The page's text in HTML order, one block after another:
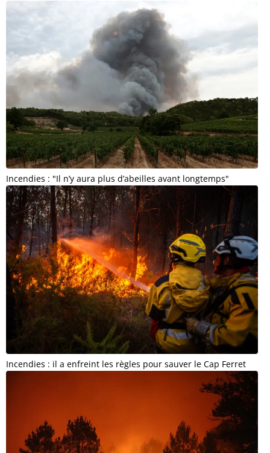
Incendies : "Il n’y aura plus d’abeilles avant longtemps"
Incendies : il a enfreint les règles pour sauver le Cap Ferret